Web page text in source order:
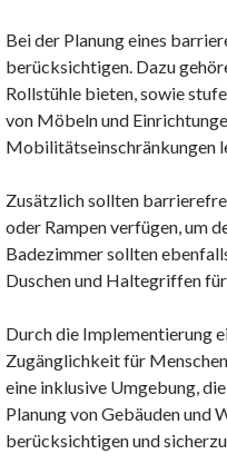
Bei der Planung eines
berücksichtigen. Dazu
Rollstühle bieten, sowie
von Möbeln und
Mobilitätseinschränkungen
Zusätzlich sollten
oder Rampen verfügen, um
Badezimmer sollten
Duschen und Haltegriffen
Durch die Implementierung
Zugänglichkeit für
eine inklusive Umgebung,
Planung von Gebäuden und
berücksichtigen und